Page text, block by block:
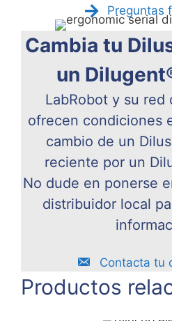
Preguntas
Cambia tu
un
LabRobot y su red
ofrecen condiciones
cambio de un
reciente por un
No dude en ponerse
distribuidor local
Contacta tu
Productos